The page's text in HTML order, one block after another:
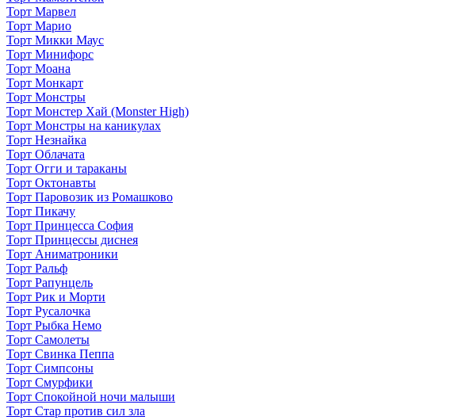
Торт Марвел
Торт Марио
Торт Микки Маус
Торт Минифорс
Торт Моана
Торт Монкарт
Торт Монстры
Торт Монстер Хай (Monster High)
Торт Монстры на каникулах
Торт Незнайка
Торт Облачата
Торт Огги и тараканы
Торт Октонавты
Торт Паровозик из Ромашково
Торт Пикачу
Торт Принцесса София
Торт Принцессы диснея
Торт Аниматроники
Торт Ральф
Торт Рапунцель
Торт Рик и Морти
Торт Русалочка
Торт Рыбка Немо
Торт Самолеты
Торт Свинка Пеппа
Торт Симпсоны
Торт Смурфики
Торт Спокойной ночи малыши
Торт Стар против сил зла